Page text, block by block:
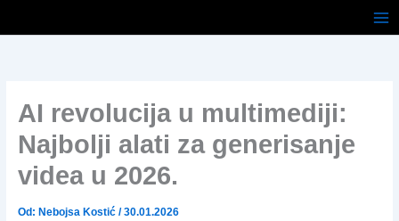
AI revolucija u multimediji:
Najbolji alati za generisanje
videa u 2026.
Od: Nebojsa Kostić /30.01.2026